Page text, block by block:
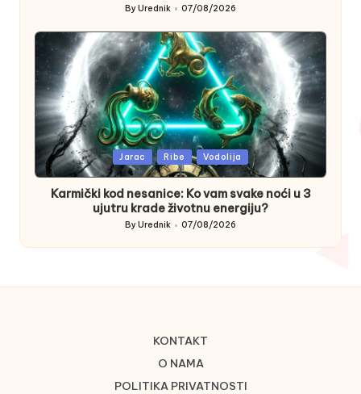
Posted
ByUrednik 07/08/2026
Posted
in
Jarac Ribe Vodolija
Karmički kod nesanice: Ko vam svake noći u 3
ujutru krade životnu energiju?
Posted
by
ByUrednik 07/08/2026
KONTAKT
O NAMA
POLITIKA PRIVATNOSTI